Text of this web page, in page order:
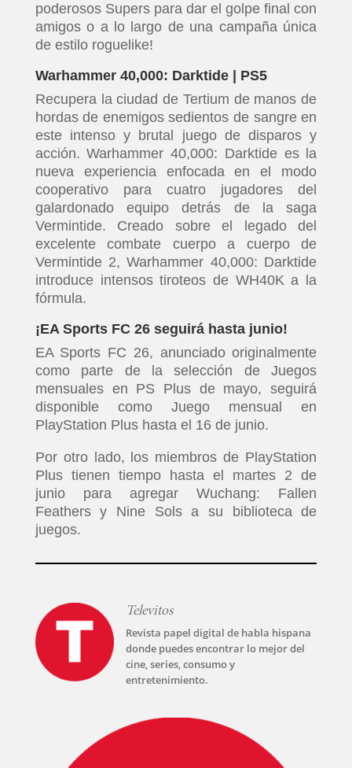
poderosos Supers para dar el golpe final con
amigos o a lo largo de una campaña única
de estilo roguelike!
Warhammer 40,000: Darktide | PS5
Recupera la ciudad de Tertium de manos de
hordas de enemigos sedientos de sangre en
este intenso y brutal juego de disparos y
acción. Warhammer 40,000: Darktide es la
nueva experiencia enfocada en el modo
cooperativo para cuatro jugadores del
galardonado equipo detrás de la saga
Vermintide. Creado sobre el legado del
excelente combate cuerpo a cuerpo de
Vermintide 2, Warhammer 40,000: Darktide
introduce intensos tiroteos de WH40K a la
fórmula.
¡EA Sports FC 26 seguirá hasta junio!
EA Sports FC 26, anunciado originalmente
como parte de la selección de Juegos
mensuales en PS Plus de mayo, seguirá
disponible como Juego mensual en
PlayStation Plus hasta el 16 de junio.
Por otro lado, los miembros de PlayStation
Plus tienen tiempo hasta el martes 2 de
junio para agregar Wuchang: Fallen
Feathers y Nine Sols a su biblioteca de
juegos.
Televitos
Revista papel digital de habla hispana
donde puedes encontrar lo mejor del
cine, series, consumo y
entretenimiento.